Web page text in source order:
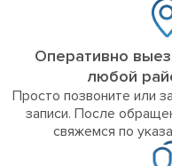
Оперативно
любой
Просто позвоните или
записи. После
свяжемся по